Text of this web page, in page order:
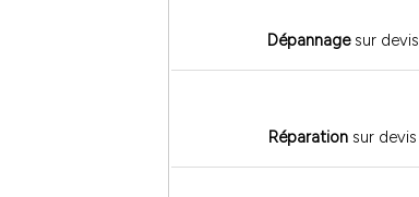
Dépannagesur devis
Réparation sur devis